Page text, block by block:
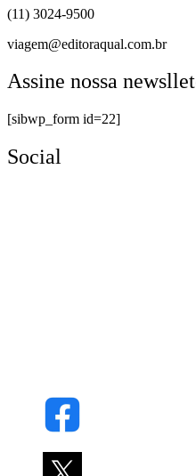
(11) 3024-9500
viagem@editoraqual.com.br
Assine nossa
[sibwp_form id=22]
Social